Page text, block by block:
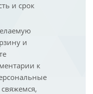
и срок
и
к